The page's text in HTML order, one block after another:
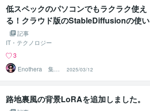
低スペックのパソコンでもラクラク使え
る！クラウド版のStableDiffusionの使い
方 記事
IT・テクノロジー
3
Enothera 集客
→販売の導線設
計者
2025/03/12
路地裏風の背景LoRAを追加しました。